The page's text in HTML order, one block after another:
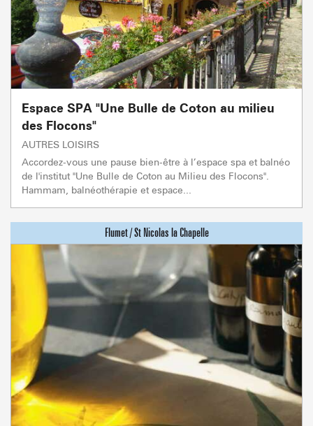
Espace SPA "Une Bulle de Coton au milieu
des Flocons"
AUTRES LOISIRS
Accordez-vous une pause bien-être à l’espace spa et balnéo
de l'institut "Une Bulle de Coton au Milieu des Flocons".
Hammam, balnéothérapie et espace...